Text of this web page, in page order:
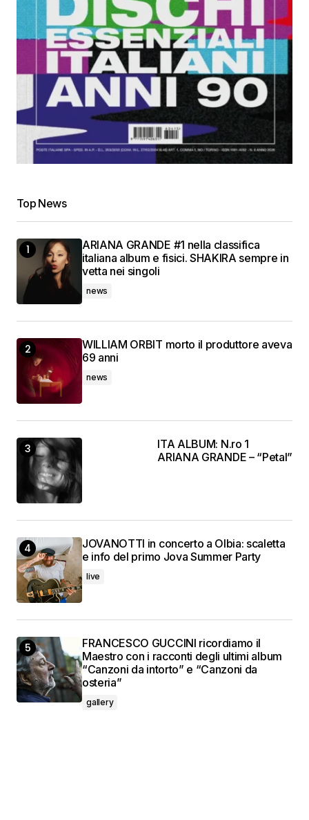
Top News
ARIANA GRANDE #1 nella classifica
italiana album e fisici. SHAKIRA sempre in
vetta nei singoli
news
WILLIAM ORBIT morto il produttore aveva
69 anni
news
ITA ALBUM: N.ro 1
ARIANA GRANDE – “Petal”
JOVANOTTI in concerto a Olbia: scaletta
e info del primo Jova Summer Party
live
FRANCESCO GUCCINI ricordiamo il
Maestro con i racconti degli ultimi album
“Canzoni da intorto” e “Canzoni da
osteria”
gallery